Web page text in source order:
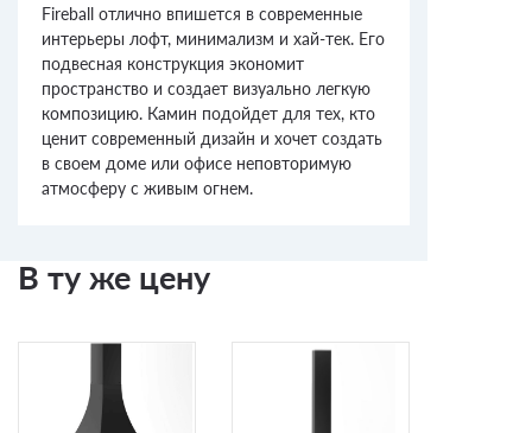
Fireball отлично впишется в современные
интерьеры лофт, минимализм и хай-тек. Его
подвесная конструкция экономит
пространство и создает визуально легкую
композицию. Камин подойдет для тех, кто
ценит современный дизайн и хочет создать
в своем доме или офисе неповторимую
атмосферу с живым огнем.
В ту же цену